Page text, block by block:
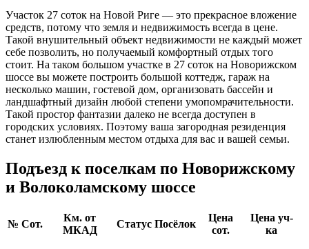
Участок 27 соток на Новой Риге — это прекрасное вложение
средств, потому что земля и недвижимость всегда в цене.
Такой внушительный объект недвижимости не каждый может
себе позволить, но получаемый комфортный отдых того
стоит. На таком большом участке в 27 соток на Новорижском
шоссе вы можете построить большой коттедж, гараж на
несколько машин, гостевой дом, организовать бассейн и
ландшафтный дизайн любой степени умопомрачительности.
Такой простор фантазии далеко не всегда доступен в
городских условиях. Поэтому ваша загородная резиденция
станет излюбленным местом отдыха для вас и вашей семьи.
Подъезд к поселкам по Новорижскому
и Волоколамскому шоссе
№ Сот.
Км. от
МКАД
Статус Посёлок
Цена
сот.
Цена уч-
ка